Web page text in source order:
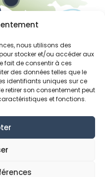
nous utilisons des
stocker et/ou accéder aux
fait de consentir à ces
des données telles que le
identifiants uniques sur ce
retirer son consentement peut
et fonctions.
(UE)
(UE)